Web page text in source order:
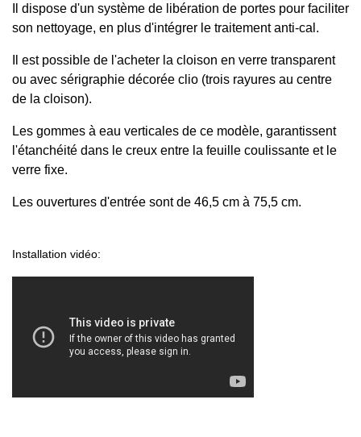
Il dispose d'un système de libération de portes pour faciliter
son nettoyage, en plus d'intégrer le traitement anti-cal.
Il est possible de l'acheter la cloison en verre transparent
ou avec sérigraphie décorée clio (trois rayures au centre
de la cloison).
Les gommes à eau verticales de ce modèle, garantissent
l'étanchéité dans le creux entre la feuille coulissante et le
verre fixe.
Les ouvertures d'entrée sont de 46,5 cm à 75,5 cm.
Installation vidéo: